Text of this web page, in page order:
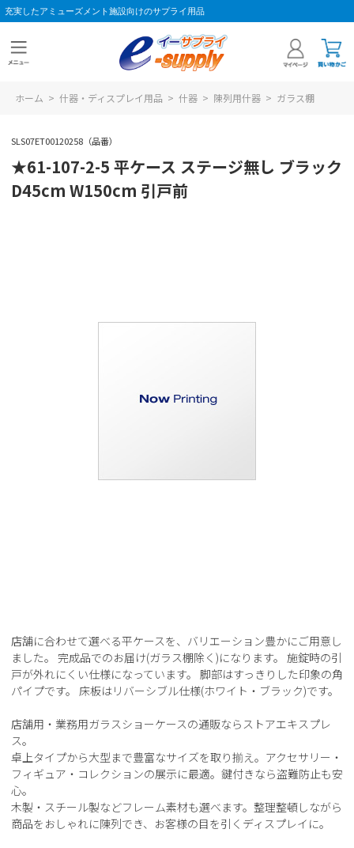
充実したアミューズメント施設向けのサプライ用品
ホーム > 什器・ディスプレイ用品 > 什器 > 陳列用什器 > ガラス棚
SLS07ET00120258（品番）
★61-107-2-5 平ケース ステージ無し ブラック
D45cm W150cm 引戸前
店舗に合わせて選べる平ケースを、バリエーション豊かにご用意し
ました。 完成品でのお届け(ガラス棚除く)になります。 施錠時の引
戸が外れにくい仕様になっています。 脚部はすっきりした印象の角
パイプです。 床板はリバーシブル仕様(ホワイト・ブラック)です。
店舗用・業務用ガラスショーケースの通販ならストアエキスプレ
ス。
卓上タイプから大型まで豊富なサイズを取り揃え。アクセサリー・
フィギュア・コレクションの展示に最適。鍵付きなら盗難防止も安
心。
木製・スチール製などフレーム素材も選べます。整理整頓しながら
商品をおしゃれに陳列でき、お客様の目を引くディスプレイに。